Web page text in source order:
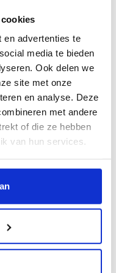
en advertenties te
media te bieden
Ook delen we
site met onze
en analyse. Deze
met andere
of die ze hebben
van hun services.
€44,95
€35,95
met een
wij zorgen ervoor
toegevoegd wordt.